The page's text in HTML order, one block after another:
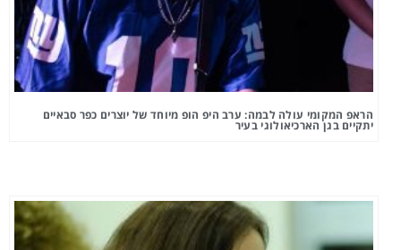
הראפ המקומי עולה לבמה: ערב היפ הופ מיוחד של יוצרים כפר סבאיים
יתקיים בגן הארכיאולוגי בעיר